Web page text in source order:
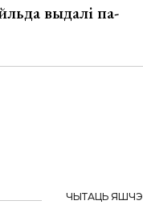
выдалі па-
ЧЫТАЦЬ ЯШЧЭ